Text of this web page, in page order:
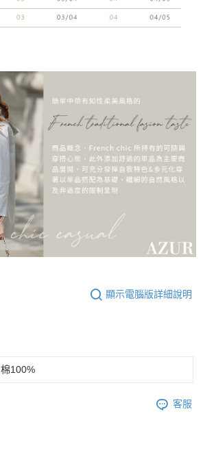
顯示電腦版詳細說明
棉100%
客服